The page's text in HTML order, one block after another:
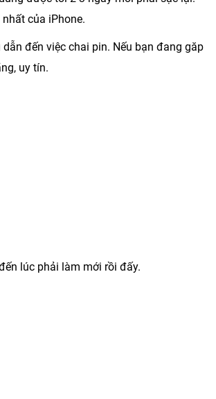
của iPhone.
đến việc chai pin. Nếu bạn đang găp
uy tín.
lúc phải làm mới rồi đấy.